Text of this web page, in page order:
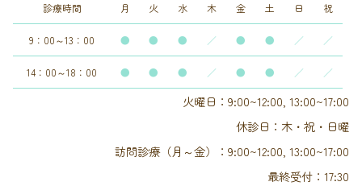
診療時間 月 火 水 木 金 土 日 祝
9：00～13：00 ● ● ● ／ ● ● ／ ／
14：00～18：00 ● ● ● ／ ● ● ／ ／
火曜日：9:00~12:00, 13:00~17:00
休診日：木・祝・日曜
訪問診療（月～金）：9:00~12:00, 13:00~17:00
最終受付：17:30